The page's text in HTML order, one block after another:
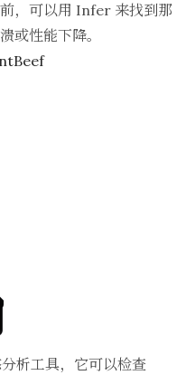
，可以用 Infer 来找到那
或性能下降。
析工具，它可以检查